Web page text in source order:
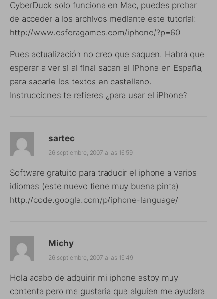
CyberDuck solo funciona en Mac, puedes probar
de acceder a los archivos mediante este tutorial:
http://www.esferagames.com/iphone/?p=60
Pues actualización no creo que saquen. Habrá que
esperar a ver si al final sacan el iPhone en España,
para sacarle los textos en castellano.
Instrucciones te refieres ¿para usar el iPhone?
sartec
26 septiembre, 2007 a las 16:59
Software gratuito para traducir el iphone a varios
idiomas (este nuevo tiene muy buena pinta)
http://code.google.com/p/iphone-language/
Michy
26 septiembre, 2007 a las 19:49
Hola acabo de adquirir mi iphone estoy muy
contenta pero me gustaria que alguien me ayudara